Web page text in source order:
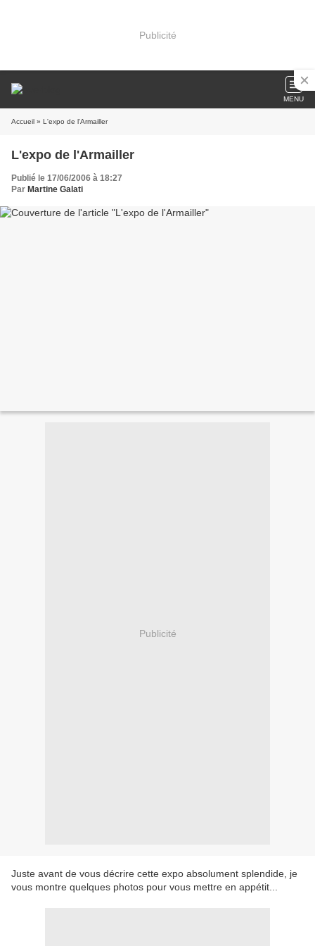
Publicité
MENU
Accueil » L'expo de l'Armailler
L'expo de l'Armailler
Publié le 17/06/2006 à 18:27
Par Martine Galati
Publicité
Juste avant de vous décrire cette expo absolument splendide, je
vous montre quelques photos pour vous mettre en appétit...